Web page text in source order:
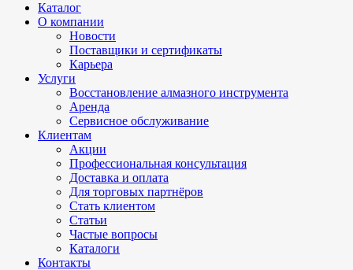
Каталог
О компании
Новости
Поставщики и сертификаты
Карьера
Услуги
Восстановление алмазного инструмента
Аренда
Сервисное обслуживание
Клиентам
Акции
Профессиональная консультация
Доставка и оплата
Для торговых партнёров
Стать клиентом
Статьи
Частые вопросы
Каталоги
Контакты